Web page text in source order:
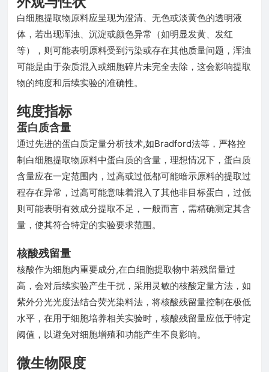
白细胞提取物原料应呈现为澄清、无色或淡黄色的透明液
体，若出现浑浊、沉淀或颜色异常（如明显发黄、发红
等），则可能表明原料受到污染或存在其他质量问题，浑浊
可能是由于杂质混入或细胞碎片未完全去除，这会影响提取
物的纯度和后续实验的准确性。
纯度指标
蛋白质含量
通过先进的蛋白质定量分析技术,如Bradford法等，严格控
制白细胞提取物原料中蛋白质的含量，理想情况下，蛋白质
含量应在一定范围内，过高或过低都可能暗示原料的提取过
程存在异常，过高可能意味着混入了其他非目标蛋白，过低
则可能表明有效成分提取不足，一般而言，需精确测定其含
量，使其符合特定的实验要求范围。
核酸残留量
核酸作为细胞内重要成分,在白细胞提取物中若残留量过
高，会对后续实验产生干扰，采用灵敏的核酸定量方法，如
紫外分光光度法结合荧光染料法，将核酸残留量控制在极低
水平，在用于细胞培养相关实验时，核酸残留量应低于特定
阈值，以避免对细胞增殖和功能产生不良影响。
微生物限度